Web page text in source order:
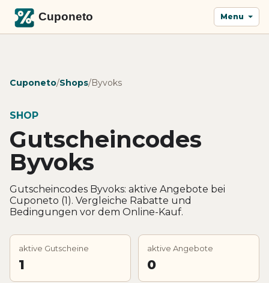
Menu
Cuponeto/Shops/Byvoks
SHOP
Gutscheincodes
Byvoks
Gutscheincodes Byvoks: aktive Angebote bei
Cuponeto (1). Vergleiche Rabatte und
Bedingungen vor dem Online-Kauf.
aktive Gutscheine
1
aktive Angebote
0